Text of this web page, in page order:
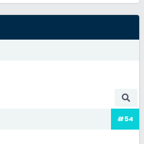
#54